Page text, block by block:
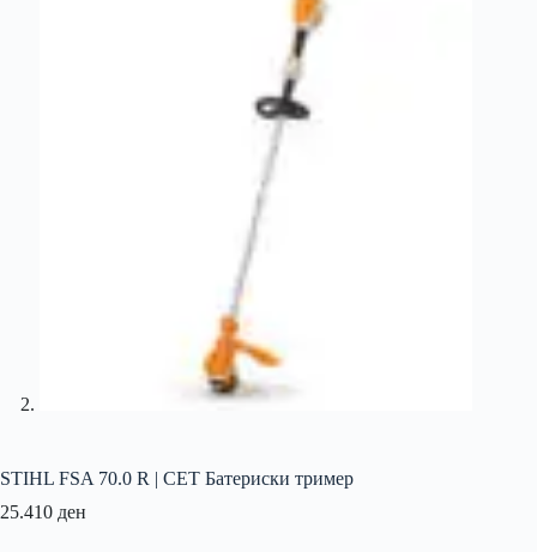
STIHL FSA 70.0 R | СЕТ Батериски тример
25.410 ден